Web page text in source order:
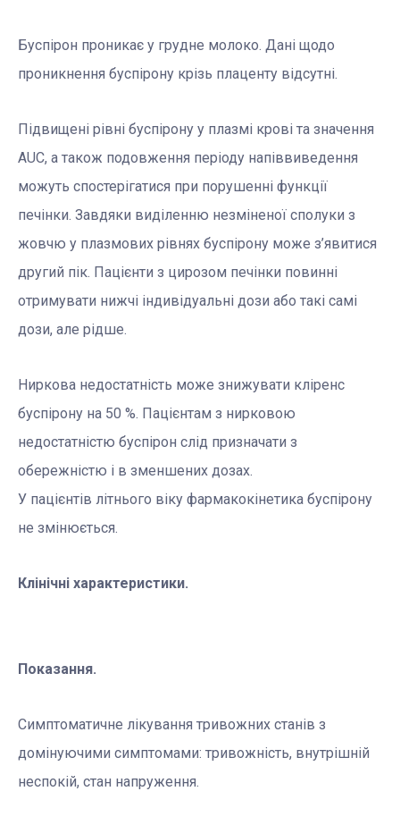
Буспірон проникає у грудне молоко. Дані щодо
проникнення буспірону крізь плаценту відсутні.
Підвищені рівні буспірону у плазмі крові та значення
AUC, а також подовження періоду напіввиведення
можуть спостерігатися при порушенні функції
печінки. Завдяки виділенню незміненої сполуки з
жовчю у плазмових рівнях буспірону може з’явитися
другий пік. Пацієнти з цирозом печінки повинні
отримувати нижчі індивідуальні дози або такі самі
дози, але рідше.
Ниркова недостатність може знижувати кліренс
буспірону на 50 %. Пацієнтам з нирковою
недостатністю буспірон слід призначати з
обережністю і в зменшених дозах.
У пацієнтів літнього віку фармакокінетика буспірону
не змінюється.
Клінічні характеристики.
Показання.
Симптоматичне лікування тривожних станів з
домінуючими симптомами: тривожність, внутрішній
неспокій, стан напруження.